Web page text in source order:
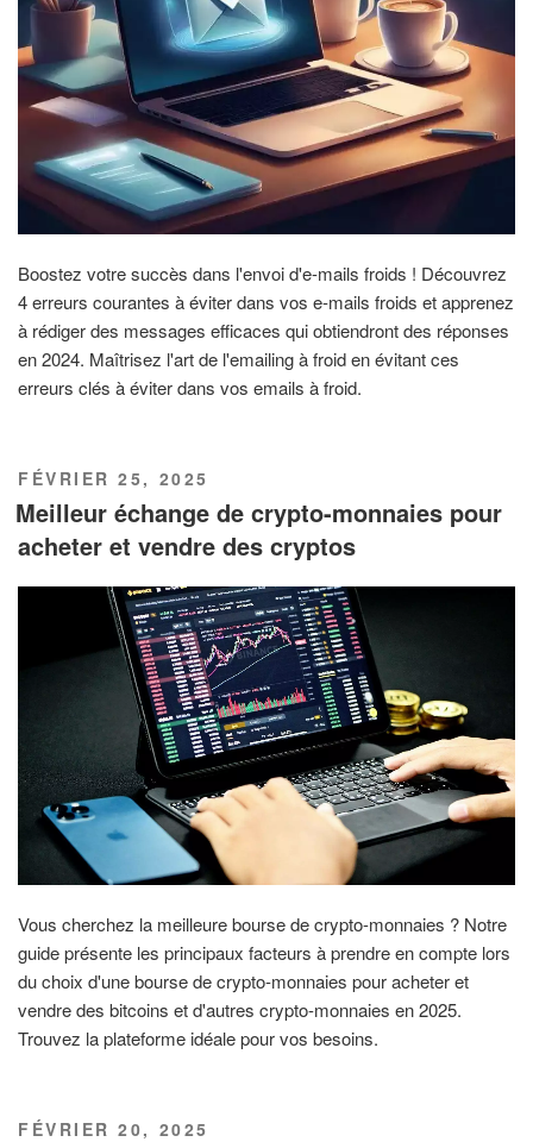
Boostez votre succès dans l'envoi d'e-mails froids ! Découvrez
4 erreurs courantes à éviter dans vos e-mails froids et apprenez
à rédiger des messages efficaces qui obtiendront des réponses
en 2024. Maîtrisez l'art de l'emailing à froid en évitant ces
erreurs clés à éviter dans vos emails à froid.
PUBLIÉ
LE
FÉVRIER 25, 2025
Meilleur échange de crypto-monnaies pour
acheter et vendre des cryptos
Vous cherchez la meilleure bourse de crypto-monnaies ? Notre
guide présente les principaux facteurs à prendre en compte lors
du choix d'une bourse de crypto-monnaies pour acheter et
vendre des bitcoins et d'autres crypto-monnaies en 2025.
Trouvez la plateforme idéale pour vos besoins.
PUBLIÉ
FÉVRIER 20, 2025